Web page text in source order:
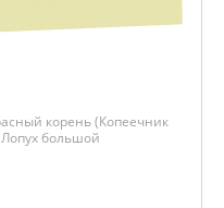
корень (Копеечник
большой